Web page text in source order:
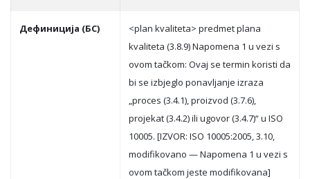
Дефиниција (БС)
<plan kvaliteta> predmet plana
kvaliteta (3.8.9) Napomena 1 u vezi s
ovom tačkom: Ovaj se termin koristi da
bi se izbjeglo ponavljanje izraza
„proces (3.4.1), proizvod (3.7.6),
projekat (3.4.2) ili ugovor (3.4.7)“ u ISO
10005. [IZVOR: ISO 10005:2005, 3.10,
modifikovano — Napomena 1 u vezi s
ovom tačkom jeste modifikovana]